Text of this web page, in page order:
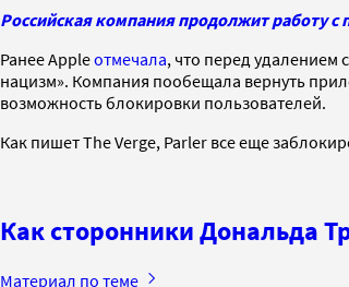
Российская компания продолжит работу с
Ранее Appleотмечала, что перед удалением
нацизм». Компания пообещала вернуть
возможность блокировки пользователей.
Как пишет The Verge, Parler все еще
Как сторонники Дональда
Материал по теме